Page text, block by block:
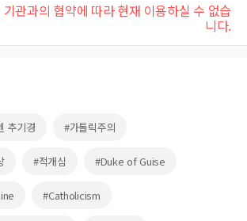
관과의 협약에 따라 현재 이용하실 수 없습
니다.
추기경 #가톨릭주의
#적개심 #Duke of Guise
#Catholicism